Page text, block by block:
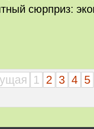
сюрприз:
1 2 3 4 5